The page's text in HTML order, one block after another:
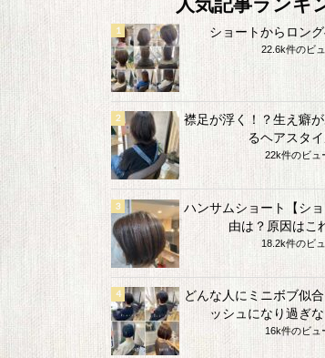
ショートからロン
22.6k件のビ
襟足が浮く！？生え癖
るヘアスタイ
22k件のビュ
ハンサムショート【シ
由は？原因はこ
18.2k件のビ
どんな人にミニボブ似
ッシュになり過ぎ
16k件のビュ